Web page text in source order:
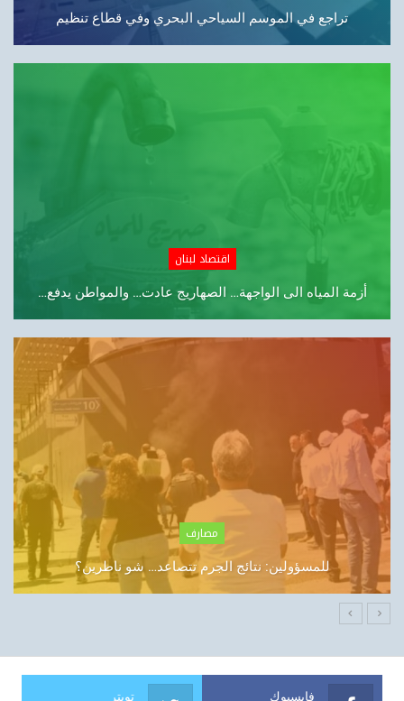
أزمة المياه الى الواجهة… الصهاريج عادت… والمواطن يدفع…
مصارف
«شورى الدولة»:تقسيط الرواتب غير قانوني
الشركات
الإمارات تتصدر قائمة «فوربس الشرق الأوسط» لأقوى
الرؤساء…
فايسبوك تويتر